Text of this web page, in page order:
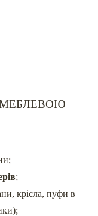
МЕБЛЕВОЮ
;
крісла, пуфи в